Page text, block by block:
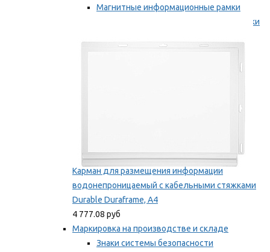
Магнитные информационные рамки
Самоклеящиеся информационные рамки
Карман для размещения информации
водонепроницаемый с кабельными стяжками
Durable Duraframe, А4
4 777.08 руб
Маркировка на производстве и складе
Знаки системы безопасности